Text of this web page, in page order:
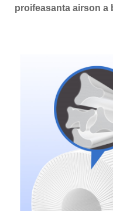
proifeasanta airson a